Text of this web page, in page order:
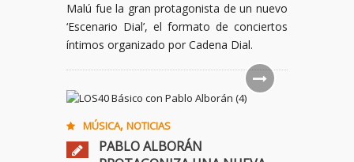
Malú fue la gran protagonista de un nuevo
‘Escenario Dial’, el formato de conciertos
íntimos organizado por Cadena Dial.
MÚSICA, NOTICIAS
PABLO ALBORÁN